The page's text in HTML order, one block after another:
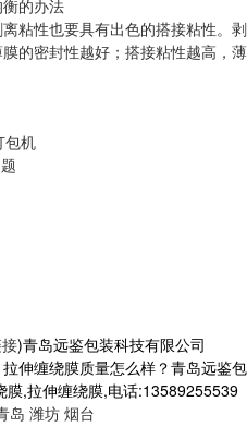
的办法
粘性也要具有出色的搭接粘性。剥
的密封性越好；搭接粘性越高，薄
包机
)青岛远鉴包装科技有限公司
伸缠绕膜质量怎么样？青岛远鉴包
膜,拉伸缠绕膜,电话:13589255539
岛 潍坊 烟台